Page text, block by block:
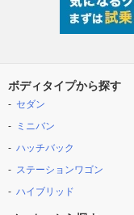
ボディタイプから探す
セダン
ミニバン
ハッチバック
ステーションワゴン
ハイブリッド